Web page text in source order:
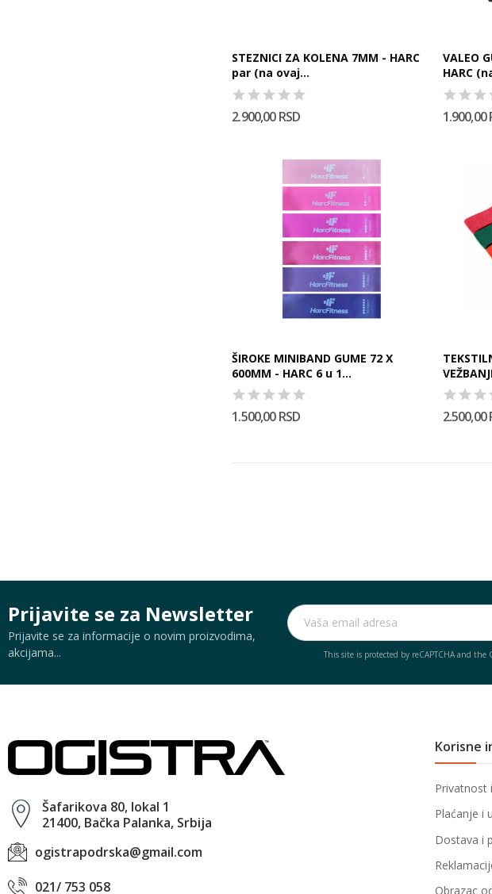
STEZNICI ZA KOLENA 7MM - HARC
par (na ovaj...
2.900,00 RSD
VALEO
HARC
1.900,00
ŠIROKE MINIBAND GUME 72 X
600MM - HARC 6 u 1...
1.500,00 RSD 2.500,00
Prijavite se za Newsletter
Prijavite se za informacije o novim proizvodima,
akcijama...
This site is protected by reCAPTCHA and the
Šafarikova 80, lokal 1
21400, Bačka Palanka, Srbija
ogistrapodrska@gmail.com
021/ 753 058
Korisne
Privatnost
Plaćanje i
Dostava i
Obrazac